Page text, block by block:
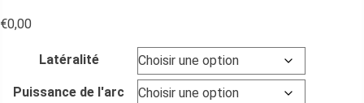
€0,00
Latéralité
Puissance de l'arc